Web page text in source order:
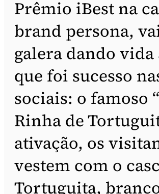
Prêmio iBest na
brand persona,
galera dando
que foi sucesso
sociais: o famoso
Rinha de
ativação, os
vestem com o
Tortuguita,